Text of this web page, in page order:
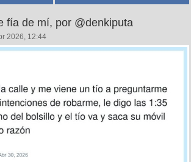
fía de mí, por @denkiputa
2026, 12:44